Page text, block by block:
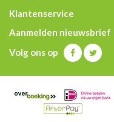
Klantenservice
Aanmelden nieuwsbrief
Volg ons op